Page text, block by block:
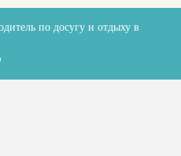
по досугу и отдыху в